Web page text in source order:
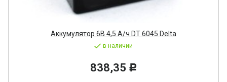
Аккумулятор 6В 4,5 А/ч DT 6045 Delta
в наличии
838,35 Р